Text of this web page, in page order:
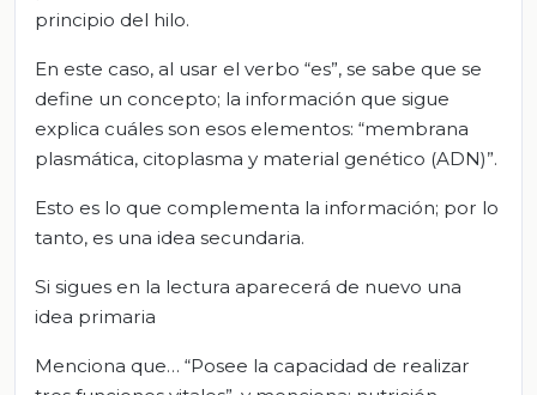
principio del hilo.
En este caso, al usar el verbo “es”, se sabe que se
define un concepto; la información que sigue
explica cuáles son esos elementos: “membrana
plasmática, citoplasma y material genético (ADN)”.
Esto es lo que complementa la información; por lo
tanto, es una idea secundaria.
Si sigues en la lectura aparecerá de nuevo una
idea primaria
Menciona que… “Posee la capacidad de realizar